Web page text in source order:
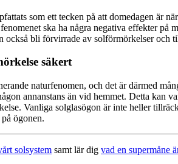
som ett tecken på att domedagen är
ska ha några negativa effekter
också bli förvirrade av solförmörkelser och
säkert
naturfenomen, och det är därmed
annanstans än vid hemmet. Detta kan
Vanliga solglasögon är inte heller
ögonen.
solsystem samt lär dig vad en supermåne